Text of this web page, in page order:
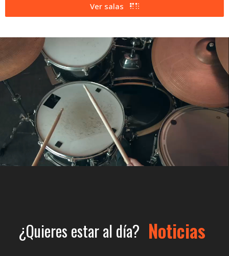
Ver salas
¿Quieres estar al día? Noticias